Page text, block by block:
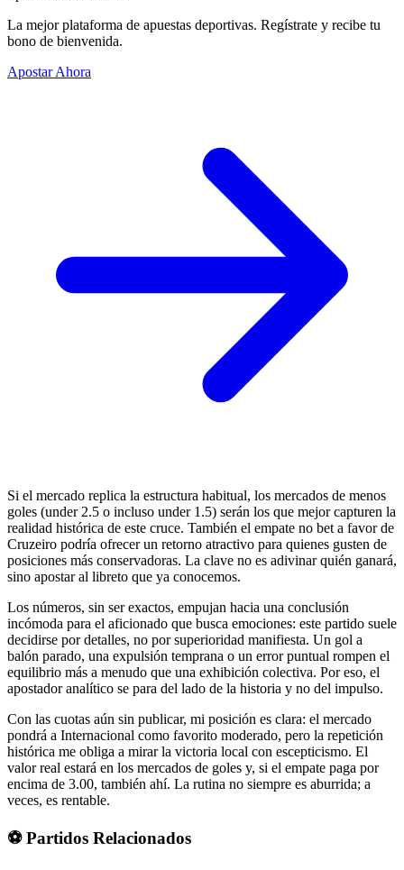
La mejor plataforma de apuestas deportivas. Regístrate y recibe tu
bono de bienvenida.
Apostar Ahora
Si el mercado replica la estructura habitual, los mercados de menos
goles (under 2.5 o incluso under 1.5) serán los que mejor capturen la
realidad histórica de este cruce. También el empate no bet a favor de
Cruzeiro podría ofrecer un retorno atractivo para quienes gusten de
posiciones más conservadoras. La clave no es adivinar quién ganará,
sino apostar al libreto que ya conocemos.
Los números, sin ser exactos, empujan hacia una conclusión
incómoda para el aficionado que busca emociones: este partido suele
decidirse por detalles, no por superioridad manifiesta. Un gol a
balón parado, una expulsión temprana o un error puntual rompen el
equilibrio más a menudo que una exhibición colectiva. Por eso, el
apostador analítico se para del lado de la historia y no del impulso.
Con las cuotas aún sin publicar, mi posición es clara: el mercado
pondrá a Internacional como favorito moderado, pero la repetición
histórica me obliga a mirar la victoria local con escepticismo. El
valor real estará en los mercados de goles y, si el empate paga por
encima de 3.00, también ahí. La rutina no siempre es aburrida; a
veces, es rentable.
⚽ Partidos Relacionados